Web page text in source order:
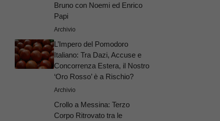
Bruno con Noemi ed Enrico
Papi
Archivio
L’Impero del Pomodoro
Italiano: Tra Dazi, Accuse e
Concorrenza Estera, il Nostro
‘Oro Rosso’ è a Rischio?
Archivio
Crollo a Messina: Terzo
Corpo Ritrovato tra le